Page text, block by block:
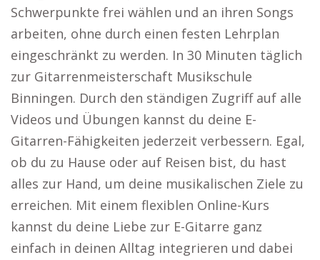
Schwerpunkte frei wählen und an ihren Songs
arbeiten, ohne durch einen festen Lehrplan
eingeschränkt zu werden. In 30 Minuten täglich
zur Gitarrenmeisterschaft Musikschule
Binningen. Durch den ständigen Zugriff auf alle
Videos und Übungen kannst du deine E-
Gitarren-Fähigkeiten jederzeit verbessern. Egal,
ob du zu Hause oder auf Reisen bist, du hast
alles zur Hand, um deine musikalischen Ziele zu
erreichen. Mit einem flexiblen Online-Kurs
kannst du deine Liebe zur E-Gitarre ganz
einfach in deinen Alltag integrieren und dabei